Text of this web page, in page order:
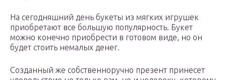
На сегодняшний день букеты из мягких игрушек
приобретают все большую популярность. Букет
можно конечно приобрести в готовом виде, но он
будет стоить немалых денег.
Созданный же собственноручно презент принесет